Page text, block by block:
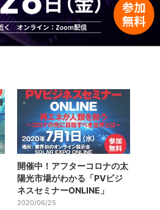
開催中！アフターコロナの太
陽光市場がわかる「PVビジ
ネスセミナーONLINE」
2020/06/25